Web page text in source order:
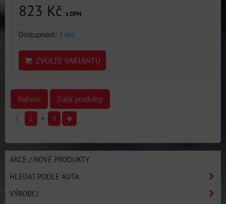
823 Kč s DPH
Dostupnost: 3 dni
ZVOLTE VARIANTU
Nahoru Další produkty
1 2 3
AKCE / NOVÉ PRODUKTY
HLEDAT PODLE AUTA
VÝROBCI